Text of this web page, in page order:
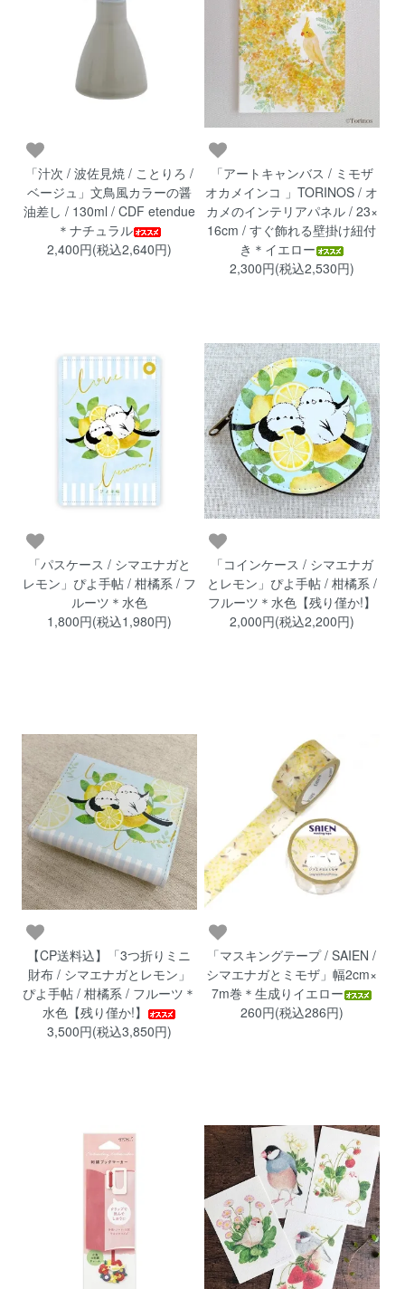
「汁次 / 波佐見焼 / ことりろ /
ベージュ」文鳥風カラーの醤
油差し / 130ml / CDF etendue
＊ナチュラル
2,400円(税込2,640円)
「アートキャンバス / ミモザ
オカメインコ 」TORINOS / オ
カメのインテリアパネル / 23×
16cm / すぐ飾れる壁掛け紐付
き＊イエロー
2,300円(税込2,530円)
「パスケース / シマエナガと
レモン」ぴよ手帖 / 柑橘系 / フ
ルーツ＊水色
1,800円(税込1,980円)
「コインケース / シマエナガ
とレモン」ぴよ手帖 / 柑橘系 /
フルーツ＊水色【残り僅か!】
2,000円(税込2,200円)
【CP送料込】「3つ折りミニ
財布 / シマエナガとレモン」
ぴよ手帖 / 柑橘系 / フルーツ＊
水色【残り僅か!】
3,500円(税込3,850円)
「マスキングテープ / SAIEN /
シマエナガとミモザ」幅2cm×
7m巻＊生成りイエロー
260円(税込286円)